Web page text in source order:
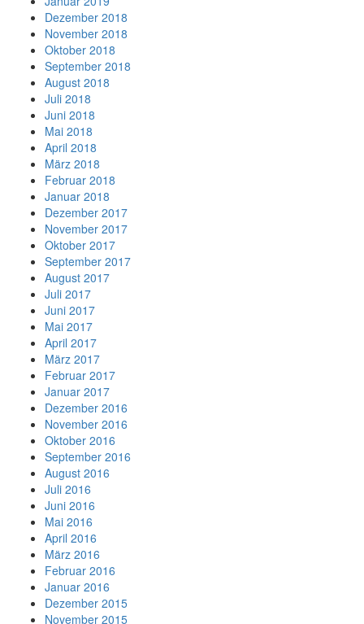
Dezember 2018
November 2018
Oktober 2018
September 2018
August 2018
Juli 2018
Juni 2018
Mai 2018
April 2018
März 2018
Februar 2018
Januar 2018
Dezember 2017
November 2017
Oktober 2017
September 2017
August 2017
Juli 2017
Juni 2017
Mai 2017
April 2017
März 2017
Februar 2017
Januar 2017
Dezember 2016
November 2016
Oktober 2016
September 2016
August 2016
Juli 2016
Juni 2016
Mai 2016
April 2016
März 2016
Februar 2016
Januar 2016
Dezember 2015
November 2015